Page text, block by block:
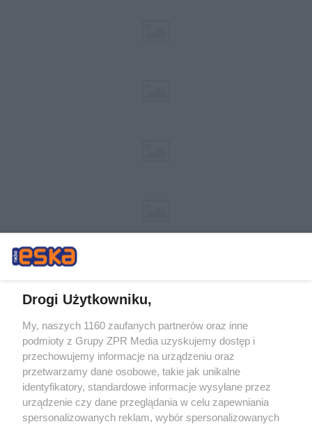
Żaden utwór zamieszczony w serwisie nie może być powielany i
rozpowszechniany lub dalej rozpowszechniany w jakikolwiek sposób (w
tym także elektroniczny lub mechaniczny) na jakimkolwiek polu
eksploatacji w jakiejkolwiek formie, włącznie z umieszczaniem w Internecie
bez pisemnej zgody właściciela praw. Jakiekolwiek użycie lub
wykorzystanie utworów w całości lub w części z naruszeniem prawa, tzn.
bez właściwej zgody, jest zabronione pod groźbą kary i może być ścigane
prawnie.
Drogi Użytkowniku,
My, naszych 1160 zaufanych partnerów oraz inne
podmioty z Grupy ZPR Media uzyskujemy dostęp i
przechowujemy informacje na urządzeniu oraz
przetwarzamy dane osobowe, takie jak unikalne
identyfikatory, standardowe informacje wysyłane przez
urządzenie czy dane przeglądania w celu zapewniania
spersonalizowanych reklam, wybór spersonalizowanych